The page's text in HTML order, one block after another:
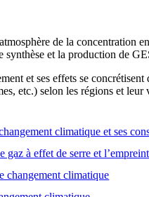
de la concentration
synthèse et la production de
et ses effets se
etc.) selon les régions et leur
climatique et ses
gaz à effet de serre et
changement climatique